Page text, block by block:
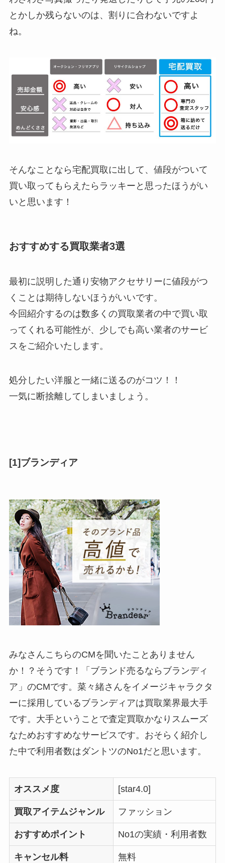
とかしか残らないのは、割りに合わないですよ
ね。
そんなことなら宅配買取に出して、値段がついて
買い取ってもらえたらラッキーと思ったほうがい
いと思います！
おすすめする買取業者3選
最初に説明した通り安物アクセサリーに値段がつ
くことは期待しないほうがいいです。
今回紹介するのは数多くの買取業者の中で買い取
ってくれる可能性が、少しでも高い業者のサービ
スをご紹介いたします。
処分したい洋服と一緒に送るのがコツ！！
一気に断捨離してしまいましょう。
[1]ブランディア
みなさんこちらのCMを聞いたことありません
か！？そうです！「ブランド売るならブランディ
ア」のCMです。菜々緒さんをイメージキャラクタ
ーに採用しているブランディアは買取業界最大手
です。大手ということで査定買取かなりスムーズ
なためおすすめなサービスです。おそらく紹介し
た中で利用者数はダントツのNo1だと思います。
オススメ度 [star4.0]
買取アイテムジャンル ファッション
おすすめポイント No1の実績・利用者数
キャンセル料 無料